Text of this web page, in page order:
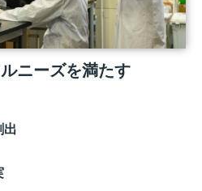
ニーズを満たす
出